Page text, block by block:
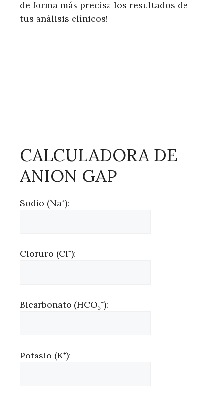
de forma más precisa los resultados de
tus análisis clínicos!
CALCULADORA DE
ANION GAP
Sodio (Na⁺):
Cloruro (Cl⁻):
Bicarbonato (HCO₃⁻):
Potasio (K⁺):